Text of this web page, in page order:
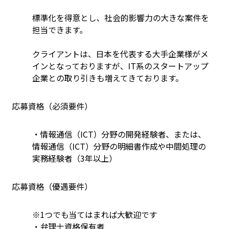
標準化を得意とし、社会的影響力の大きな案件を
担当できます。
クライアントは、日本を代表する大手企業様がメ
インとなっておりますが、IT系のスタートアップ
企業との取り引きも増えてきております。
応募資格（必須要件）
・情報通信（ICT）分野の開発経験者、または、
情報通信（ICT）分野の明細書作成や中間処理の
実務経験者（3年以上）
応募資格（優遇要件）
※1つでも当てはまれば大歓迎です
・弁理士資格保有者